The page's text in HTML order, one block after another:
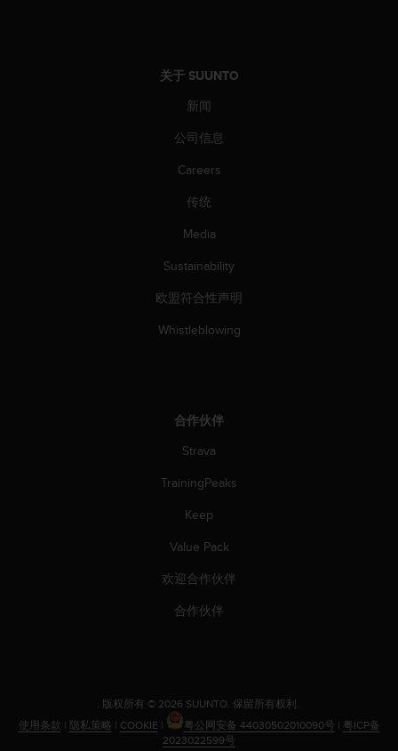
关于 SUUNTO
新闻
公司信息
Careers
传统
Media
Sustainability
欧盟符合性声明
Whistleblowing
合作伙伴
Strava
TrainingPeaks
Keep
Value Pack
欢迎合作伙伴
合作伙伴
. 版权所有 © 2026 SUUNTO. 保留所有权利.
使用条款 | 隐私策略 | COOKIE | 粤公网安备 44030502010090号 | 粤ICP备
2023022599号